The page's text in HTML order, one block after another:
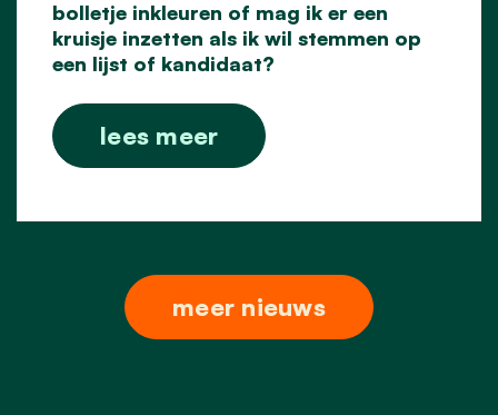
bolletje inkleuren of mag ik er een
kruisje inzetten als ik wil stemmen op
een lijst of kandidaat?
lees meer
meer nieuws